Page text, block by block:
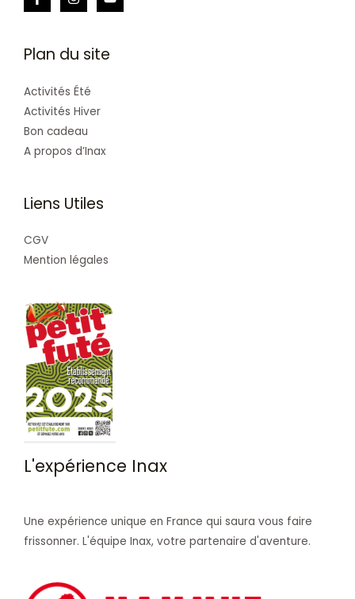
Plan du site
Activités Été
Activités Hiver
Bon cadeau
A propos d’Inax
Liens Utiles
CGV
Mention légales
L'expérience Inax
Une expérience unique en France qui saura vous faire
frissonner. L'équipe Inax, votre partenaire d'aventure.